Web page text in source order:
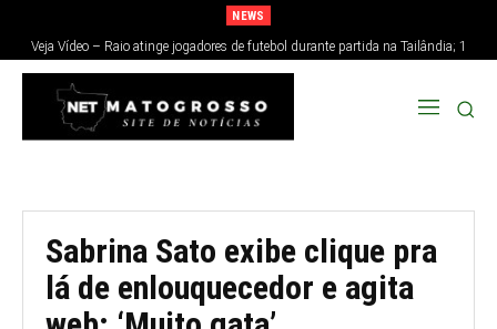
NEWS
Veja Vídeo – Raio atinge jogadores de futebol durante partida na Tailândia; 1
morre e 12 ficam feridos
Sabrina Sato exibe clique pra
lá de enlouquecedor e agita